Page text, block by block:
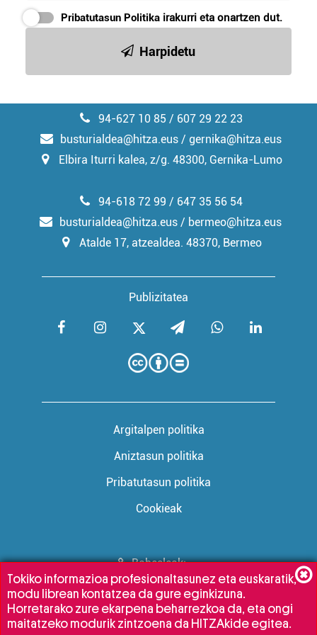
Pribatutasun Politika irakurri eta onartzen dut.
Harpidetu
94-627 10 85 / 607 29 22 23
busturialdea@hitza.eus / gernika@hitza.eus
Elbira Iturri kalea, z/g. 48300, Gernika-Lumo
Publizitatea
94-618 72 99 / 647 35 56 54
busturialdea@hitza.eus / bermeo@hitza.eus
Atalde 17, atzealdea. 48370, Bermeo
Argitalpen politika
Aniztasun politika
Pribatutasun politika
Cookieak
Babesleak:
Tokiko informazioa profesionaltasunez eta euskaratik,
modu librean kontatzea da gure eginkizuna.
Horretarako zure ekarpena beharrezkoa da, eta ongi
maitatzeko modurik zintzoena da HITZAkide egitea.